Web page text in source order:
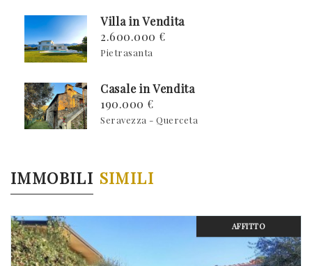
Villa in Vendita
2.600.000 €
Pietrasanta
Casale in Vendita
190.000 €
Seravezza - Querceta
IMMOBILI SIMILI
AFFITTO